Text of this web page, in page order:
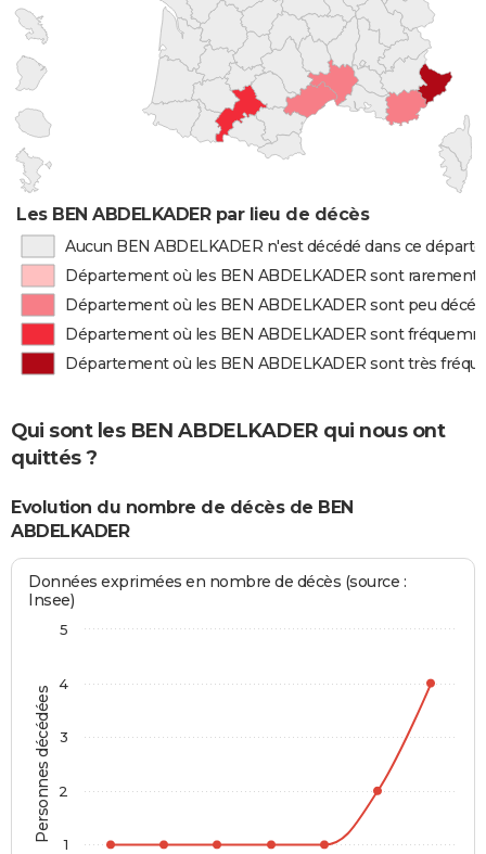
Les BEN ABDELKADER par lieu de décès
Aucun BEN ABDELKADER n'est décédé dans ce
Département où les BEN ABDELKADER sont rarement
Département où les BEN ABDELKADER sont peu
Département où les BEN ABDELKADER sont
Département où les BEN ABDELKADER sont très
Qui sont les BEN ABDELKADER qui nous ont
quittés ?
Evolution du nombre de décès de BEN
ABDELKADER
Personnes décédées
Données exprimées en nombre de décès (source :
Insee)
1
2
3
4
5